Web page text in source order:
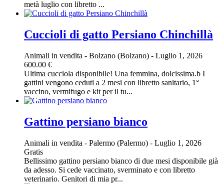
metà luglio con libretto ...
Cuccioli di gatto Persiano Chinchillà
Animali in vendita - Bolzano (Bolzano) - Luglio 1, 2026
600.00 €
Ultima cucciola disponibile! Una femmina, dolcissima.b I
gattini vengono ceduti a 2 mesi con libretto sanitario, 1°
vaccino, vermifugo e kit per il tu...
Gattino persiano bianco
Animali in vendita - Palermo (Palermo) - Luglio 1, 2026
Gratis
Bellissimo gattino persiano bianco di due mesi disponibile già
da adesso. Si cede vaccinato, sverminato e con libretto
veterinario. Genitori di mia pr...